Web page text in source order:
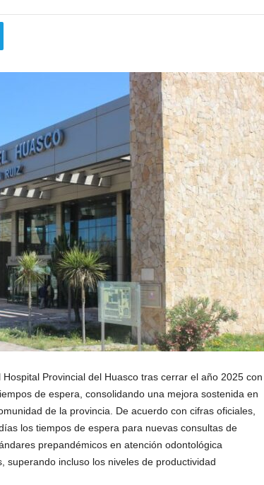
Provincial del Huasco tras cerrar el año 2025 con
de espera, consolidando una mejora sostenida en
de la provincia. De acuerdo con cifras oficiales,
los tiempos de espera para nuevas consultas de
prepandémicos en atención odontológica
superando incluso los niveles de productividad